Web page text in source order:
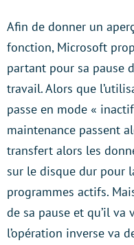
Afin de donner un
fonction, Microsoft
partant pour sa pause
travail. Alors que
passe en mode «
maintenance passent
transfert alors les
sur le disque dur pour
programmes actifs.
de sa pause et qu’il
l’opération inverse va